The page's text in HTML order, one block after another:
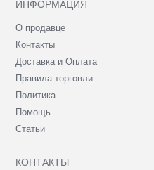
ИНФОРМАЦИЯ
О продавце
Контакты
Доставка и Оплата
Правила торговли
Политика
Помощь
Статьи
КОНТАКТЫ